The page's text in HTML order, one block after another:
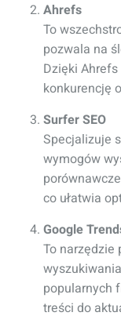
Ahrefs
To
pozwala na
Dzięki
konkurencję
Surfer SEO
Specjalizuje
wymogów
co ułatwia
Google
To narzędzie
popularnych
treści do